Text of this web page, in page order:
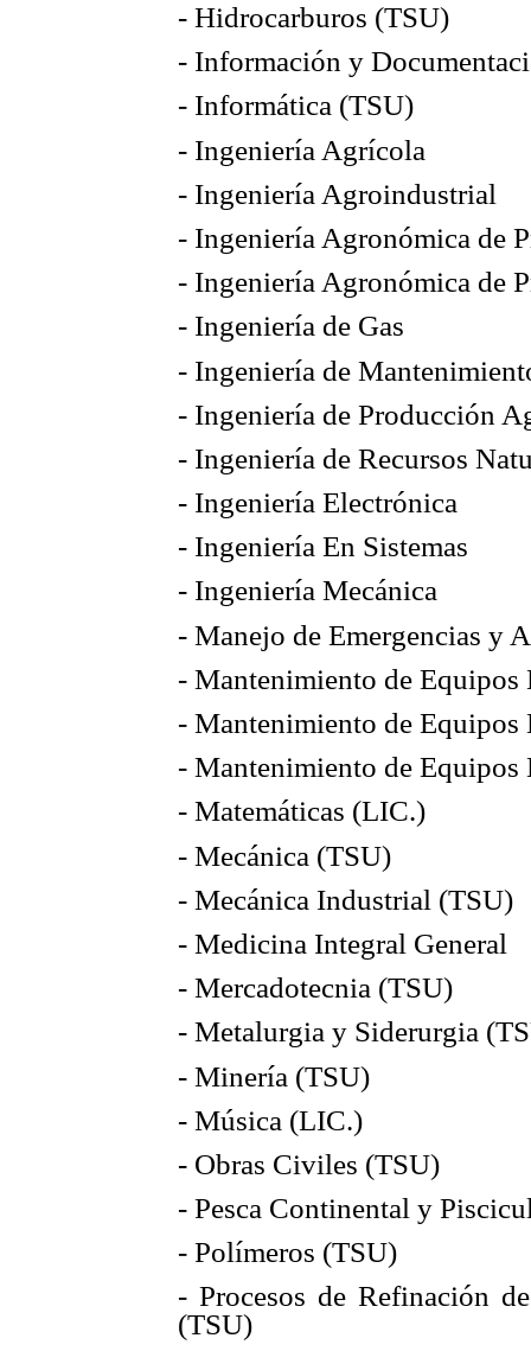
- Hidrocarburos (TSU)
- Información y
- Informática (TSU)
- Ingeniería Agrícola
- Ingeniería Agroindustrial
- Ingeniería Agronómica de
- Ingeniería Agronómica de
- Ingeniería de Gas
- Ingeniería de
- Ingeniería de Producción
- Ingeniería de Recursos
- Ingeniería Electrónica
- Ingeniería En Sistemas
- Ingeniería Mecánica
- Manejo de Emergencias y
- Mantenimiento de Equipos
- Mantenimiento de
- Mantenimiento de Equipos
- Matemáticas (LIC.)
- Mecánica (TSU)
- Mecánica Industrial (TSU)
- Medicina Integral General
- Mercadotecnia (TSU)
- Metalurgia y Siderurgia
- Minería (TSU)
- Música (LIC.)
- Obras Civiles (TSU)
- Pesca Continental y
- Polímeros (TSU)
- Procesos de Refinación
(TSU)